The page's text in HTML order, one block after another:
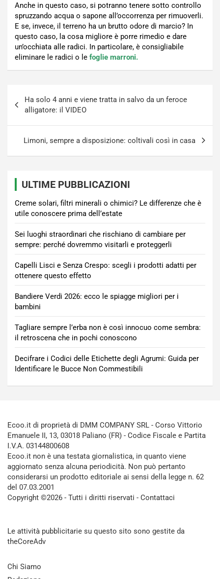
Anche in questo caso, si potranno tenere sotto controllo
spruzzando acqua o sapone all’occorrenza per rimuoverli.
E se, invece, il terreno ha un brutto odore di marcio? In
questo caso, la cosa migliore è porre rimedio e dare
un’occhiata alle radici. In particolare, è consigliabile
eliminare le radici o le foglie marroni.
articoli
Ha solo 4 anni e viene tratta in salvo da un feroce
alligatore: il VIDEO
Limoni, sempre a disposizione: coltivali così in casa
ULTIME PUBBLICAZIONI
Creme solari, filtri minerali o chimici? Le differenze che è
utile conoscere prima dell’estate
Sei luoghi straordinari che rischiano di cambiare per
sempre: perché dovremmo visitarli e proteggerli
Capelli Lisci e Senza Crespo: scegli i prodotti adatti per
ottenere questo effetto
Bandiere Verdi 2026: ecco le spiagge migliori per i
bambini
Tagliare sempre l’erba non è così innocuo come sembra:
il retroscena che in pochi conoscono
Decifrare i Codici delle Etichette degli Agrumi: Guida per
Identificare le Bucce Non Commestibili
Ecoo.it di proprietà di DMM COMPANY SRL - Corso Vittorio
Emanuele II, 13, 03018 Paliano (FR) - Codice Fiscale e Partita
I.V.A. 03144800608
Ecoo.it non è una testata giornalistica, in quanto viene
aggiornato senza alcuna periodicità. Non può pertanto
considerarsi un prodotto editoriale ai sensi della legge n. 62
del 07.03.2001
Copyright ©2026 - Tutti i diritti riservati - Contattaci
Le attività pubblicitarie su questo sito sono gestite da
theCoreAdv
Chi Siamo